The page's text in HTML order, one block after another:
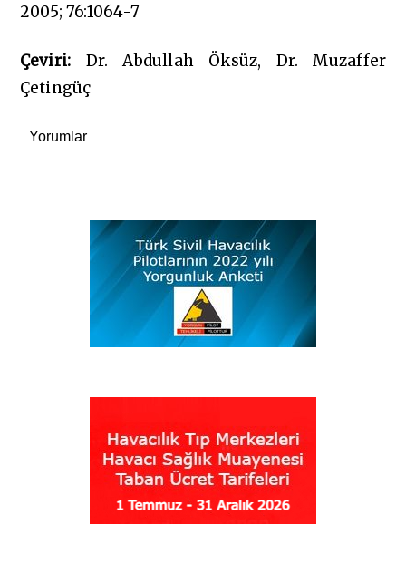
2005; 76:1064-7
Çeviri: Dr. Abdullah Öksüz, Dr. Muzaffer
Çetingüç
Yorumlar